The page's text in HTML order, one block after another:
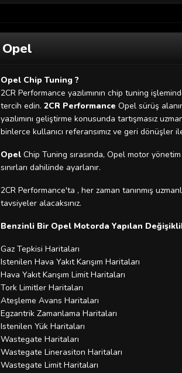
Opel
Opel Chip Tuning ?
2CR Performance yazılımının chip tuning
tercih edin. 2CR Performance Opel sürüş
yazılımını geliştirme konusunda tartışmasız
binlerce kullanıcı referansımız ve geri dönüşler
Opel Chip Tuning sırasında, Opel motor
sınırları dahilinde ayarlanır.
2CR Performance'ta , her zaman tanınmış
tavsiyeler alacaksınız.
Benzinli Bir Opel Motorda Yapılan
Gaz Tepkisi Haritaları
Istenilen Hava Yakıt Karışım Haritaları
Hava Yakıt Karışım Limit Haritaları
Tork Limitler Haritaları
Ateşleme Avans Haritaları
Egzantrik Zamanlama Haritaları
Istenilen Yük Haritaları
Wastegate Haritaları
Wastegate Linerasiton Haritaları
Wastegate Limit Haritaları